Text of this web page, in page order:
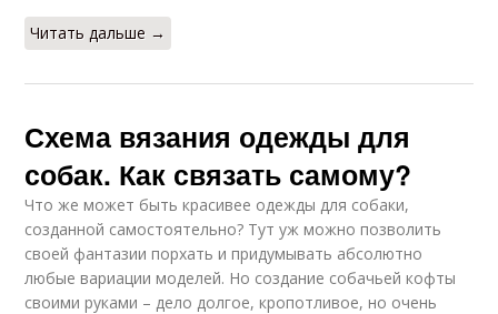
Читать дальше →
Схема вязания одежды для
собак. Как связать самому?
Что же может быть красивее одежды для собаки,
созданной самостоятельно? Тут уж можно позволить
своей фантазии порхать и придумывать абсолютно
любые вариации моделей. Но создание собачьей кофты
своими руками – дело долгое, кропотливое, но очень